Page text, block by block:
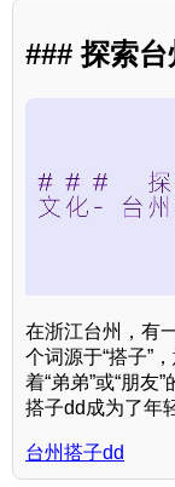
### 探索
在浙江台州，有
个词源于“搭子”
着“弟弟”或“朋友
搭子dd成为了年
台州搭子dd